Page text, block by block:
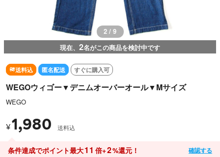
3 / 9
現在、 2名がこの商品を検討中です
送料込 匿名配送 すぐに購入可
WEGOウィゴー▼デニムオーバーオール▼Mサイズ
WEGO
¥1,980 送料込
条件達成でポイント最大11 倍+2%還元！ 確認する